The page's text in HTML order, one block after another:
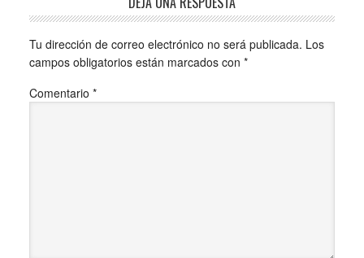
Tu dirección de correo electrónico no será publicada. Los
campos obligatorios están marcados con *
Comentario *